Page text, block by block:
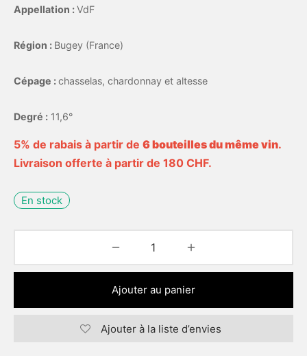
Appellation :VdF
Région : Bugey (France)
Cépage :chasselas, chardonnay et altesse
Degré : 11,6°
5% de rabais à partir de 6 bouteilles du même vin.
Livraison offerte à partir de 180 CHF.
En stock
Ajouter au panier
Ajouter à la liste d’envies